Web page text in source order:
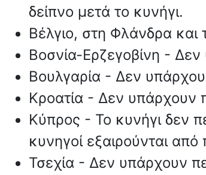
δείπνο μετά το κυνήγι.
Βέλγιο, στη Φλάνδρα και
Βοσνία-Ερζεγοβίνη - Δεν
Βουλγαρία - Δεν
Κροατία - Δεν υπάρχουν
Κύπρος - Το κυνήγι δεν
κυνηγοί εξαιρούνται από
Τσεχία - Δεν υπάρχουν